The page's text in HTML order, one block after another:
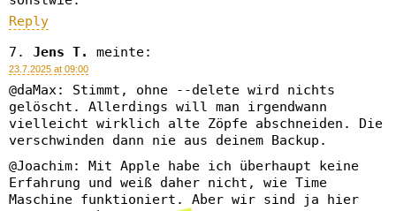
Reply
Jens T.
meinte:
23.7.2025 at 09:00
@daMax: Stimmt, ohne --delete wird nichts
gelöscht. Allerdings will man irgendwann
vielleicht wirklich alte Zöpfe abschneiden. Die
verschwinden dann nie aus deinem Backup.
@Joachim: Mit Apple habe ich überhaupt keine
Erfahrung und weiß daher nicht, wie Time
Maschine funktioniert. Aber wir sind ja hier